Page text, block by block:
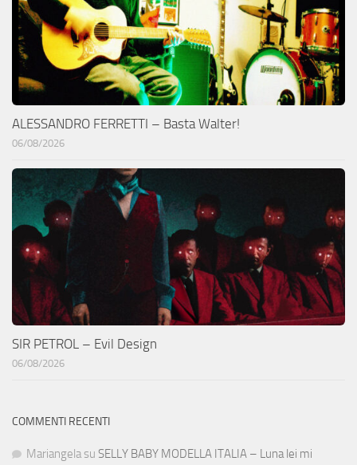
ALESSANDRO FERRETTI – Basta Walter!
06/08/2026
SIR PETROL – Evil Design
06/08/2026
COMMENTI RECENTI
Mariangela su SELLY BABY MODELLA ITALIA – Luna lei mi